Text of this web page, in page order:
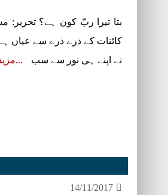
بتا تیرا ربّ کون ہے؟ تحریر:
کائنات کے ذرے ذرے سے عیاں
نے اپنے ہی نور سے سب
14/11/2017